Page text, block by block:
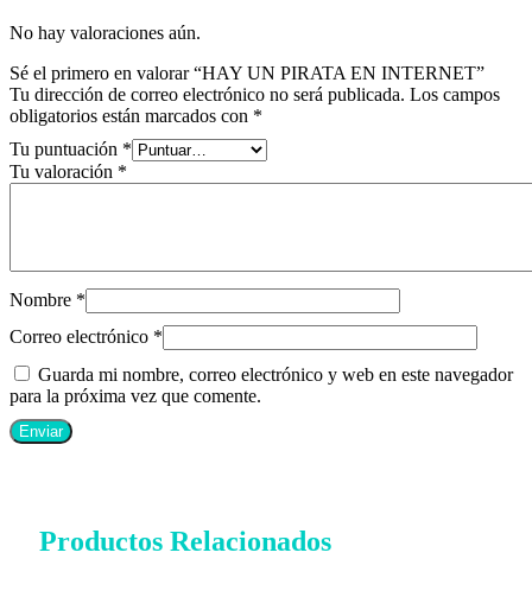
No hay valoraciones aún.
Sé el primero en valorar “HAY UN PIRATA EN INTERNET”
Tu dirección de correo electrónico no será publicada. Los campos
obligatorios están marcados con *
Tu puntuación *
Tu valoración *
Nombre *
Correo electrónico *
Guarda mi nombre, correo electrónico y web en este navegador
para la próxima vez que comente.
Productos Relacionados